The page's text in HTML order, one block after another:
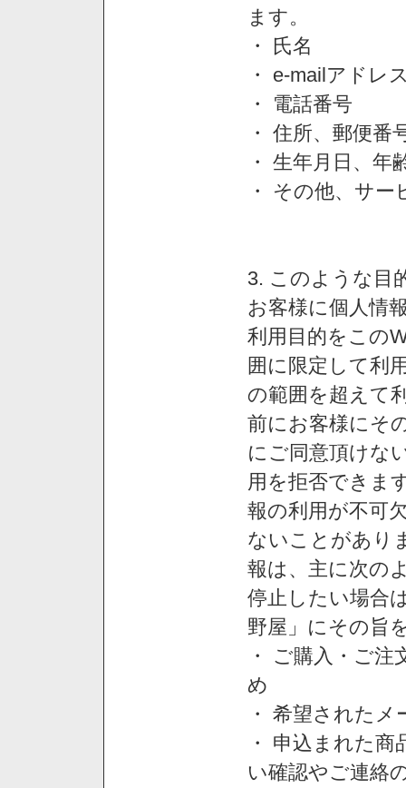
ます。
・ 氏名
・ e-mailアドレ
・ 電話番号
・ 住所、郵便番
・ 生年月日、年
・ その他、サ
3. このような目
お客様に個人情
利用目的をこの
囲に限定して利
の範囲を超えて
前にお客様にそ
にご同意頂けな
用を拒否できま
報の利用が不可
ないことがあり
報は、主に次の
停止したい場合
野屋」にその旨
・ ご購入・ご
め
・ 希望された
・ 申込まれた
い確認やご連絡